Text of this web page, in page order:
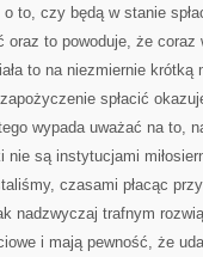
to, czy będą w stanie
to powoduje, że coraz
to na niezmiernie krótką
spłacić
wypada uważać na to,
nie są instytucjami
czasami płacąc
nadzwyczaj trafnym
i mają pewność, że